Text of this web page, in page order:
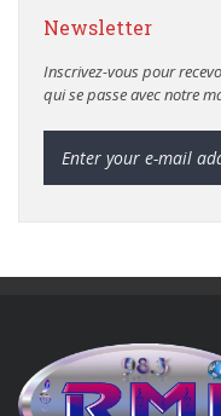
Newsletter
Inscrivez-vous pour
qui se passe avec notre